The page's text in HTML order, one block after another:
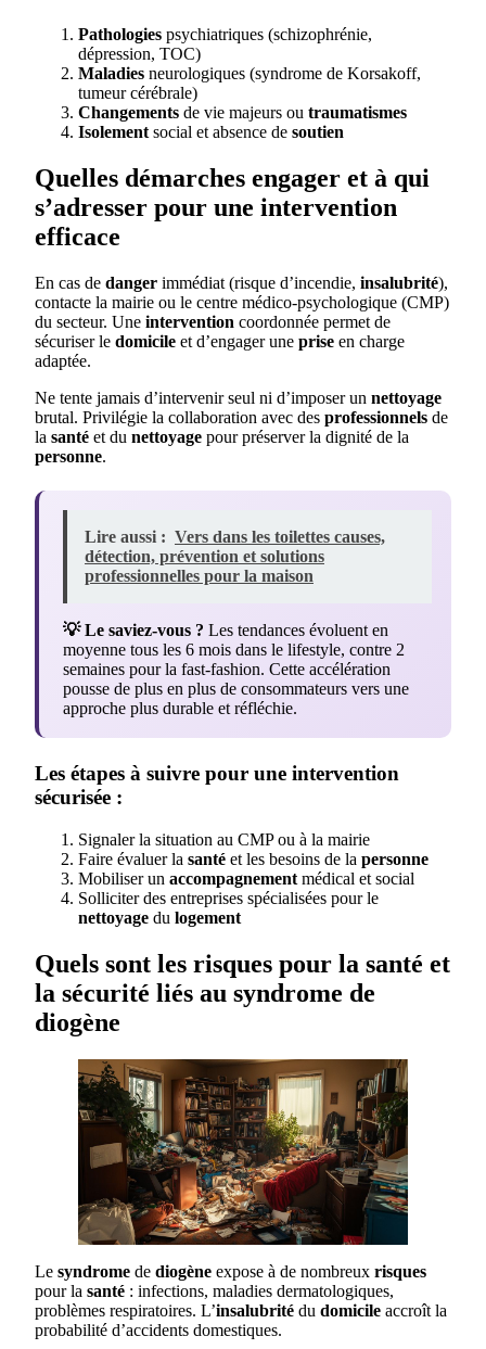
Pathologies psychiatriques (schizophrénie,
dépression, TOC)
Maladies neurologiques (syndrome de Korsakoff,
tumeur cérébrale)
Changements de vie majeurs ou traumatismes
Isolement social et absence de soutien
Quelles démarches engager et à qui
s’adresser pour une intervention
efficace
En cas de danger immédiat (risque d’incendie, insalubrité),
contacte la mairie ou le centre médico-psychologique (CMP)
du secteur. Une intervention coordonnée permet de
sécuriser le domicile et d’engager une prise en charge
adaptée.
Ne tente jamais d’intervenir seul ni d’imposer un nettoyage
brutal. Privilégie la collaboration avec des professionnels de
la santé et du nettoyage pour préserver la dignité de la
personne.
Lire aussi : Vers dans les toilettes causes,
détection, prévention et solutions
professionnelles pour la maison
💡 Le saviez-vous ? Les tendances évoluent en
moyenne tous les 6 mois dans le lifestyle, contre 2
semaines pour la fast-fashion. Cette accélération
pousse de plus en plus de consommateurs vers une
approche plus durable et réfléchie.
Les étapes à suivre pour une intervention
sécurisée :
Signaler la situation au CMP ou à la mairie
Faire évaluer la santé et les besoins de la personne
Mobiliser un accompagnement médical et social
Solliciter des entreprises spécialisées pour le
nettoyage du logement
Quels sont les risques pour la santé et
la sécurité liés au syndrome de
diogène
Le syndrome de diogène expose à de nombreux risques
pour la santé : infections, maladies dermatologiques,
problèmes respiratoires. L’insalubrité du domicile accroît la
probabilité d’accidents domestiques.